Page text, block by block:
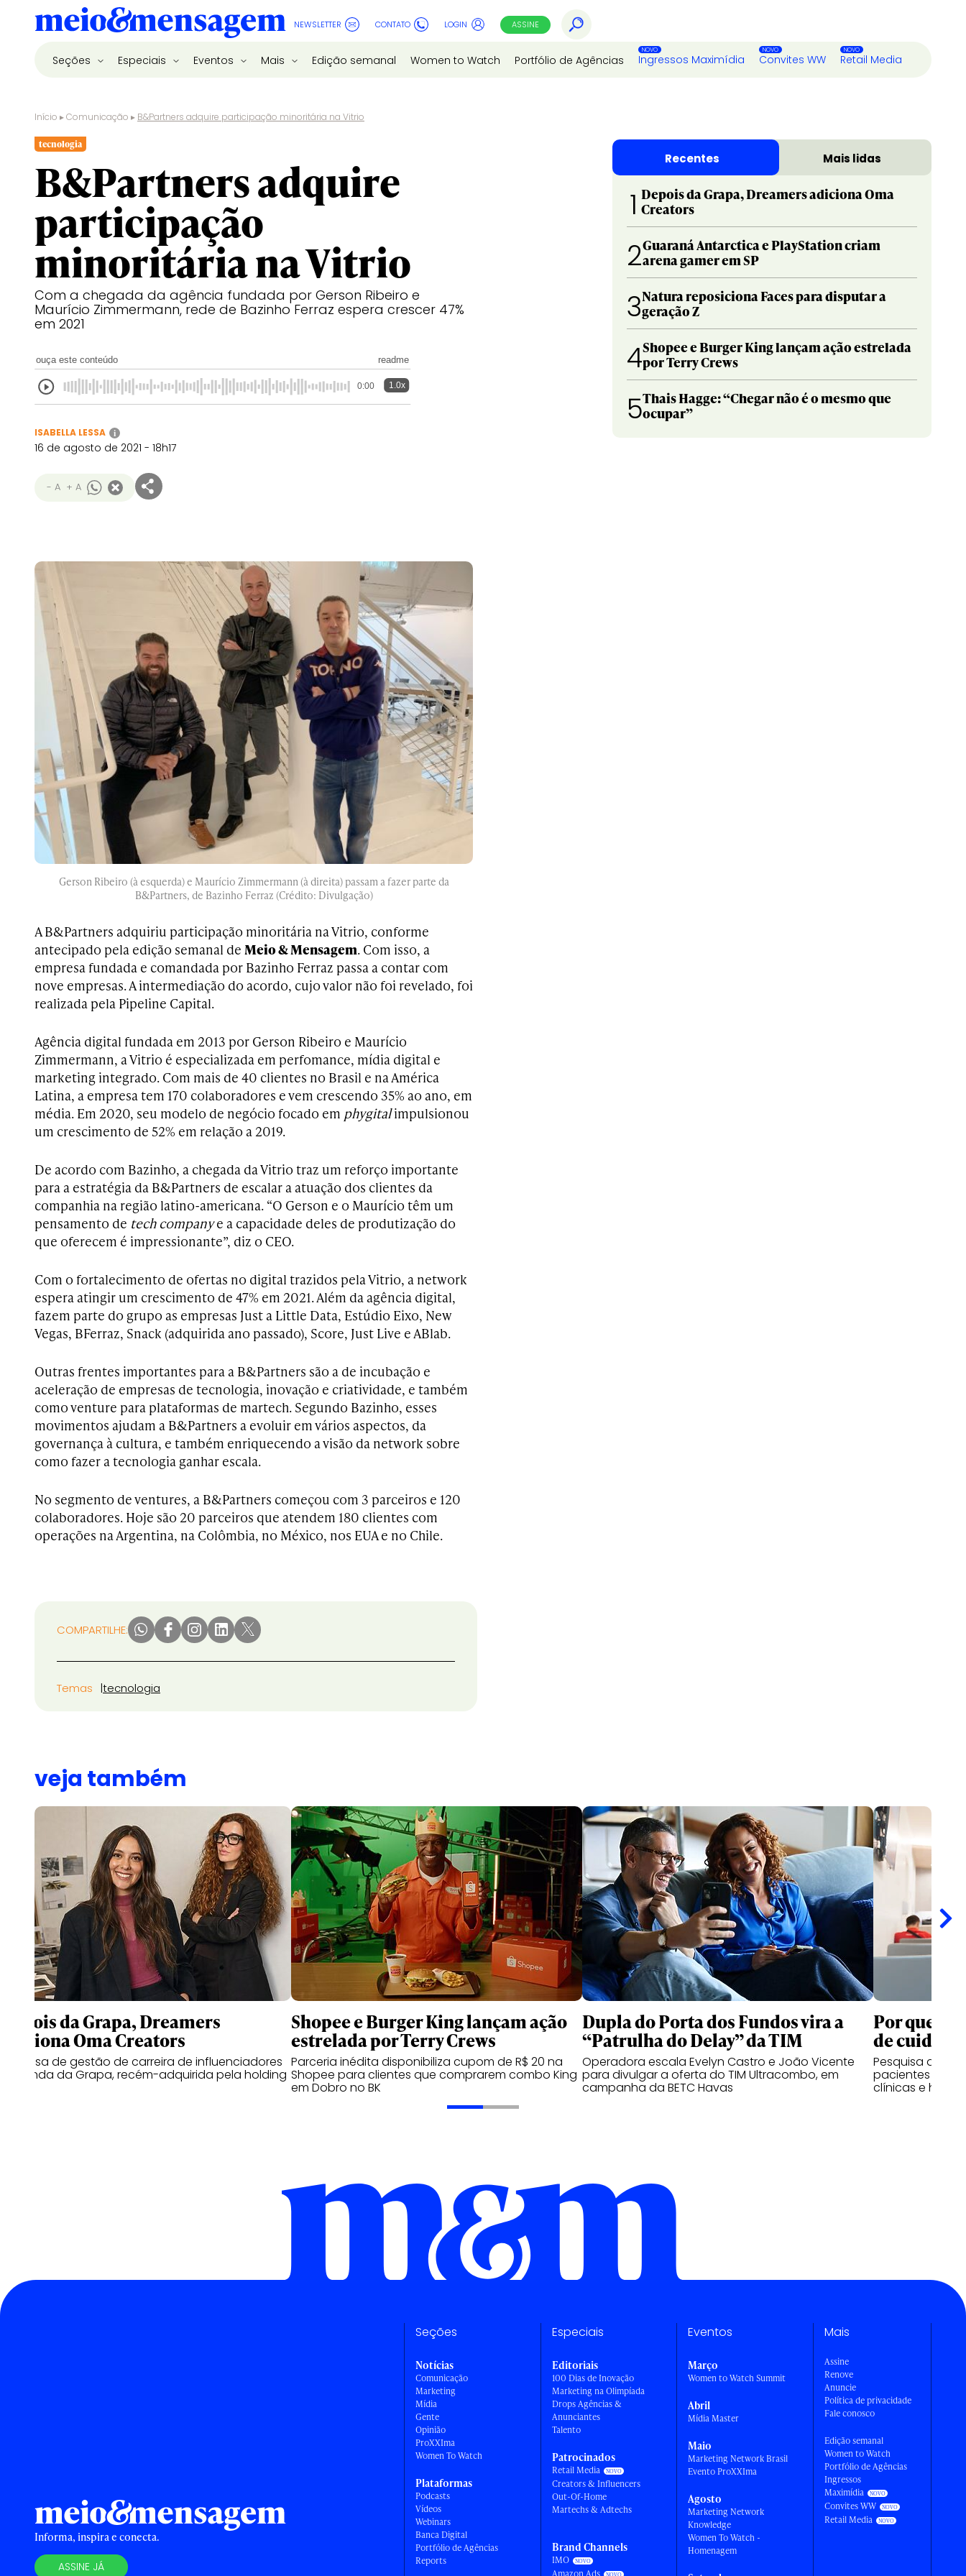
NEWSLETTER CONTATO LOGIN ASSINE
Seções Especiais Eventos Mais Edição semanal Women to Watch Portfólio de Agências Ingressos Maximídia Convites WW Retail Media
Início ▸Comunicação ▸ B&Partners adquire participação minoritária na Vitrio
tecnologia
B&Partners adquire
participação
minoritária na Vitrio
Com a chegada da agência fundada por Gerson Ribeiro e
Maurício Zimmermann, rede de Bazinho Ferraz espera crescer 47%
em 2021
ouça este conteúdo readme
0:00 1.0x
ISABELLA LESSA i
16 de agosto de 2021 - 18h17
- A + A
Gerson Ribeiro (à esquerda) e Maurício Zimmermann (à direita) passam a fazer parte da
B&Partners, de Bazinho Ferraz (Crédito: Divulgação)
A B&Partners adquiriu participação minoritária na Vitrio, conforme
antecipado pela edição semanal de Meio & Mensagem. Com isso, a
empresa fundada e comandada por Bazinho Ferraz passa a contar com
nove empresas. A intermediação do acordo, cujo valor não foi revelado, foi
realizada pela Pipeline Capital.
Agência digital fundada em 2013 por Gerson Ribeiro e Maurício
Zimmermann, a Vitrio é especializada em perfomance, mídia digital e
marketing integrado. Com mais de 40 clientes no Brasil e na América
Latina, a empresa tem 170 colaboradores e vem crescendo 35% ao ano, em
média. Em 2020, seu modelo de negócio focado em phygitalimpulsionou
um crescimento de 52% em relação a 2019.
De acordo com Bazinho, a chegada da Vitrio traz um reforço importante
para a estratégia da B&Partners de escalar a atuação dos clientes da
companhia na região latino-americana. “O Gerson e o Maurício têm um
pensamento de tech companye a capacidade deles de produtização do
que oferecem é impressionante”, diz o CEO.
Com o fortalecimento de ofertas no digital trazidos pela Vitrio, a network
espera atingir um crescimento de 47% em 2021. Além da agência digital,
fazem parte do grupo as empresas Just a Little Data, Estúdio Eixo, New
Vegas, BFerraz, Snack (adquirida ano passado), Score, Just Live e ABlab.
Outras frentes importantes para a B&Partners são a de incubação e
aceleração de empresas de tecnologia, inovação e criatividade, e também
como venture para plataformas de martech. Segundo Bazinho, esses
movimentos ajudam a B&Partners a evoluir em vários aspectos, da
governança à cultura, e também enriquecendo a visão da network sobre
como fazer a tecnologia ganhar escala.
No segmento de ventures, a B&Partners começou com 3 parceiros e 120
colaboradores. Hoje são 20 parceiros que atendem 180 clientes com
operações na Argentina, na Colômbia, no México, nos EUA e no Chile.
COMPARTILHE:
Temas tecnologia
Recentes Mais lidas
1 Depois da Grapa, Dreamers adiciona Oma
Creators
2Guaraná Antarctica e PlayStation criam
arena gamer em SP
3Natura reposiciona Faces para disputar a
geração Z
4Shopee e Burger King lançam ação estrelada
por Terry Crews
5Thais Hagge: “Chegar não é o mesmo que
ocupar”
veja também
Depois da Grapa, Dreamers
adiciona Oma Creators
Empresa de gestão de carreira de influenciadores
é oriunda da Grapa, recém-adquirida pela holding
Shopee e Burger King lançam ação
estrelada por Terry Crews
Parceria inédita disponibiliza cupom de R$ 20 na
Shopee para clientes que comprarem combo King
em Dobro no BK
Dupla do Porta dos Fundos vira a
“Patrulha do Delay” da TIM
Operadora escala Evelyn Castro e João Vicente
para divulgar a oferta do TIM Ultracombo, em
campanha da BETC Havas
Por que
de cuidado
Pesquisa da
pacientes
clínicas e
Informa, inspira e conecta.
ASSINE JÁ
Seções
Notícias
Comunicação
Marketing
Mídia
Gente
Opinião
ProXXIma
Women To Watch
Plataformas
Podcasts
Vídeos
Webinars
Banca Digital
Portfólio de Agências
Reports
Especiais
Editoriais
100 Dias de Inovação
Marketing na Olimpíada
Drops Agências &
Anunciantes
Talento
Patrocinados
Retail Media
Creators & Influencers
Out-Of-Home
Martechs & Adtechs
Brand Channels
IMO
Amazon Ads
Eventos
Março
Women to Watch Summit
Abril
Mídia Master
Maio
Marketing Network Brasil
Evento ProXXIma
Agosto
Marketing Network
Knowledge
Women To Watch -
Homenagem
Mais
Assine
Renove
Anuncie
Política de privacidade
Fale conosco
Edição semanal
Women to Watch
Portfólio de Agências
Ingressos
Maximídia
Convites WW
Retail Media